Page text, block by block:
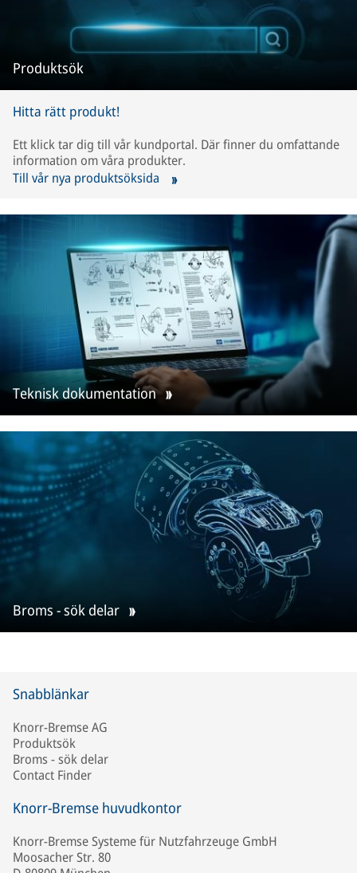
Produktsök
Hitta rätt produkt!
Ett klick tar dig till vår kundportal. Där finner du omfattande
information om våra produkter.
Till vår nya produktsöksida
Teknisk dokumentation
Broms - sök delar
Snabblänkar
Knorr-Bremse AG
Produktsök
Broms - sök delar
Contact Finder
Knorr-Bremse huvudkontor
Knorr-Bremse Systeme für Nutzfahrzeuge GmbH
Moosacher Str. 80